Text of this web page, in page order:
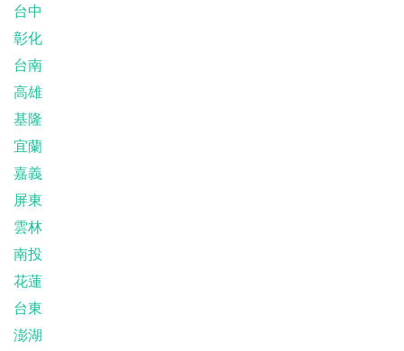
台中
彰化
台南
高雄
基隆
宜蘭
嘉義
屏東
雲林
南投
花蓮
台東
澎湖